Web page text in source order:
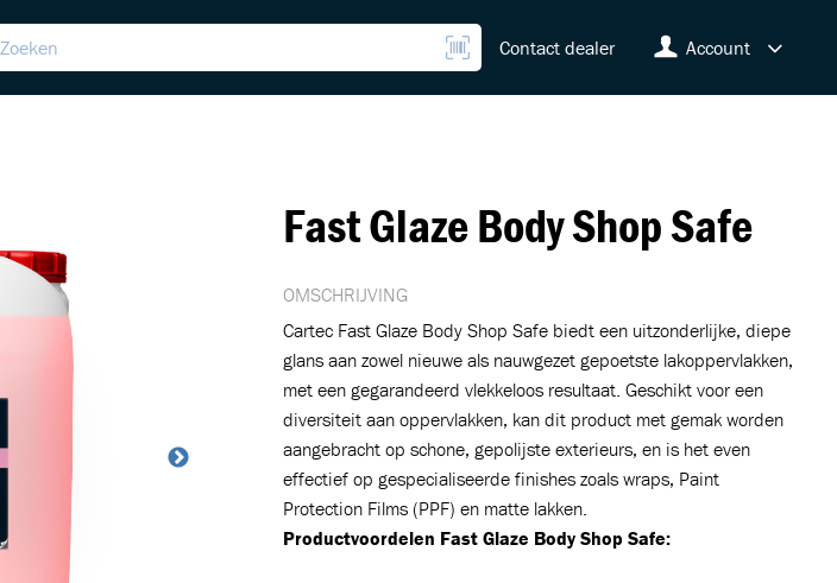
Contact dealer Account
Fast Glaze Body Shop Safe
OMSCHRIJVING
Cartec Fast Glaze Body Shop Safe biedt een uitzonderlijke, diepe
glans aan zowel nieuwe als nauwgezet gepoetste lakoppervlakken,
met een gegarandeerd vlekkeloos resultaat. Geschikt voor een
diversiteit aan oppervlakken, kan dit product met gemak worden
aangebracht op schone, gepolijste exterieurs, en is het even
effectief op gespecialiseerde finishes zoals wraps, Paint
Protection Films (PPF) en matte lakken.
Productvoordelen Fast Glaze Body Shop Safe: